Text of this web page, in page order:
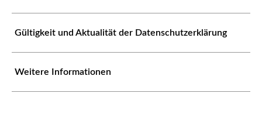
Gültigkeit und Aktualität der Datenschutzerklärung
Weitere Informationen